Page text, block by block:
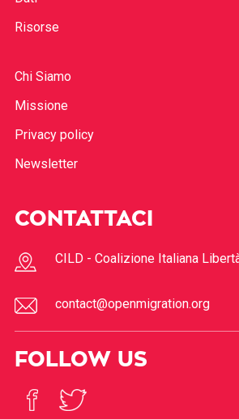
Risorse
Chi Siamo
Missione
Privacy policy
Newsletter
CONTATTACI
CILD - Coalizione Italiana
contact@openmigration.org
FOLLOW US